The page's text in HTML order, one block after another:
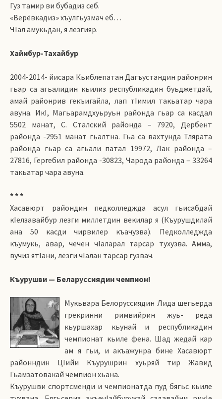
Гуз тамир ви бубадиз себ.
«Верёвкадиз» хъулгьузмач еб…
ЧIал амукьдан, я лезгияр.
Хайибур-Тахайбур
2004-2014- йисара Кьиблепатан Дагъустандин районрин
гьар са агьалидин кьилиз республикадин буьджетдай,
амай районрив гекъигайла, лап тIимил такьатар чара
авуна. ИкI, Магьарамдхуьруьн районда гьар са касдал
5502 манат, С. Сталский районда – 7920, Дербент
районда -2951 манат гьалтна. Гьа са вахтунда Тлярата
районда гьар са агьали патал 19972, Лак районда –
27816, Гергебил районда -30823, Чарода районда – 33264
такьатар чара авуна.
* * *
Хасавюрт райондин педколледжда асул гьисабдай
кIелзавайбур лезги миллетдин векилар я (Къурушдилай
ана 50 касди чирвилер къачузва). Педколледжда
къумукь, авар, чечен чIаларал тарсар тухузва. Амма,
вучиз ятIани, лезги чIалан тарсар гузвач.
Къурушви — Беларуссиядин чемпион!
Мукьвара Белоруссиядин Лида шегьерда
грекринни римвийрин жуь­- реда
кьуршахар кьунай и республикадин
чемпионат кьиле фена. Шад жедай кар
ам я гьи, и акъажунра бине Хасавюрт
районндин ЦIийи Къурушрин хуьряй тир Жавид
Гьамзатовакай чемпион хьана.
Къурушви спортсменди и чемпионатда пуд бягьс кьиле